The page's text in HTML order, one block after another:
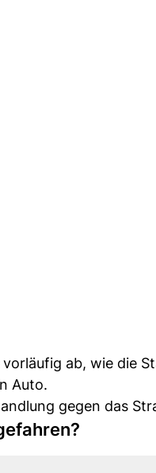
ab, wie die
Auto.
gegen das